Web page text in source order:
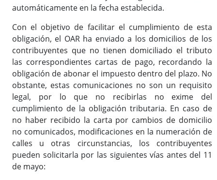
automáticamente en la fecha establecida.
Con el objetivo de facilitar el cumplimiento de esta
obligación, el OAR ha enviado a los domicilios de los
contribuyentes que no tienen domiciliado el tributo
las correspondientes cartas de pago, recordando la
obligación de abonar el impuesto dentro del plazo. No
obstante, estas comunicaciones no son un requisito
legal, por lo que no recibirlas no exime del
cumplimiento de la obligación tributaria. En caso de
no haber recibido la carta por cambios de domicilio
no comunicados, modificaciones en la numeración de
calles u otras circunstancias, los contribuyentes
pueden solicitarla por las siguientes vías antes del 11
de mayo: